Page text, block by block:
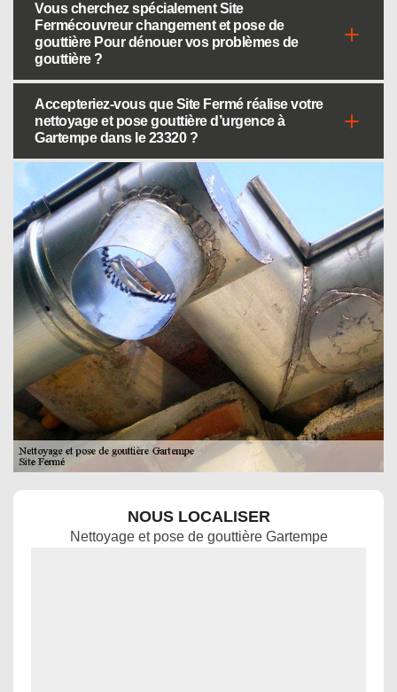
Vous cherchez spécialement Site
Fermécouvreur changement et pose de
gouttière Pour dénouer vos problèmes de
gouttière ?
Accepteriez-vous que Site Fermé réalise votre
nettoyage et pose gouttière d’urgence à
Gartempe dans le 23320 ?
NOUS LOCALISER
Nettoyage et pose de gouttière Gartempe